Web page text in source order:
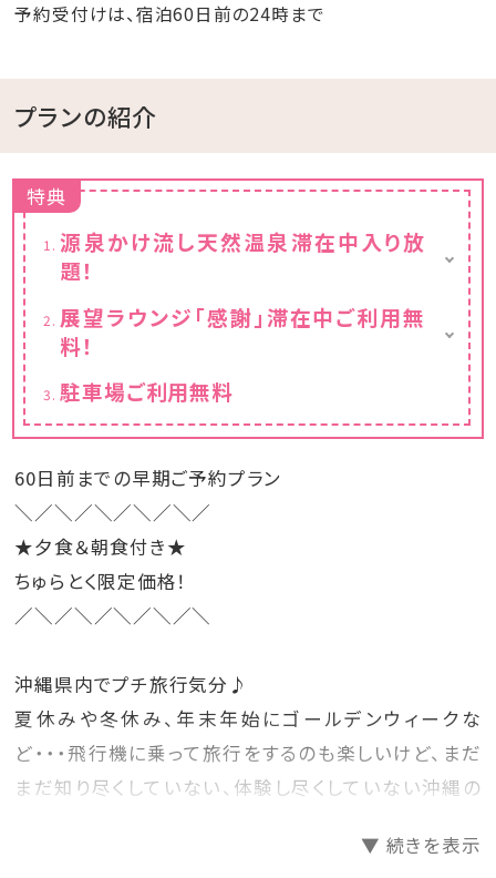
予約受付けは、宿泊60日前の24時まで
プランの紹介
特典
源泉かけ流し天然温泉滞在中入り放
題！
でご利用いただけます。
展望ラウンジ「感謝」滞在中ご利用無
料！
※チェックイン15:00～チェックアウト11:00ま
でご利用いただけます。
駐車場ご利用無料
60日前までの早期ご予約プラン
＼／＼／＼／＼／＼／
★夕食＆朝食付き★
ちゅらとく限定価格！
／＼／＼／＼／＼／＼
沖縄県内でプチ旅行気分♪
夏休みや冬休み、年末年始にゴールデンウィークな
ど・・・飛行機に乗って旅行をするのも楽しいけど、まだ
まだ知り尽くしていない、体験し尽くしていない沖縄の
そんな時には、早めに計画を立てて予約をするのがお
▼ 続きを表示